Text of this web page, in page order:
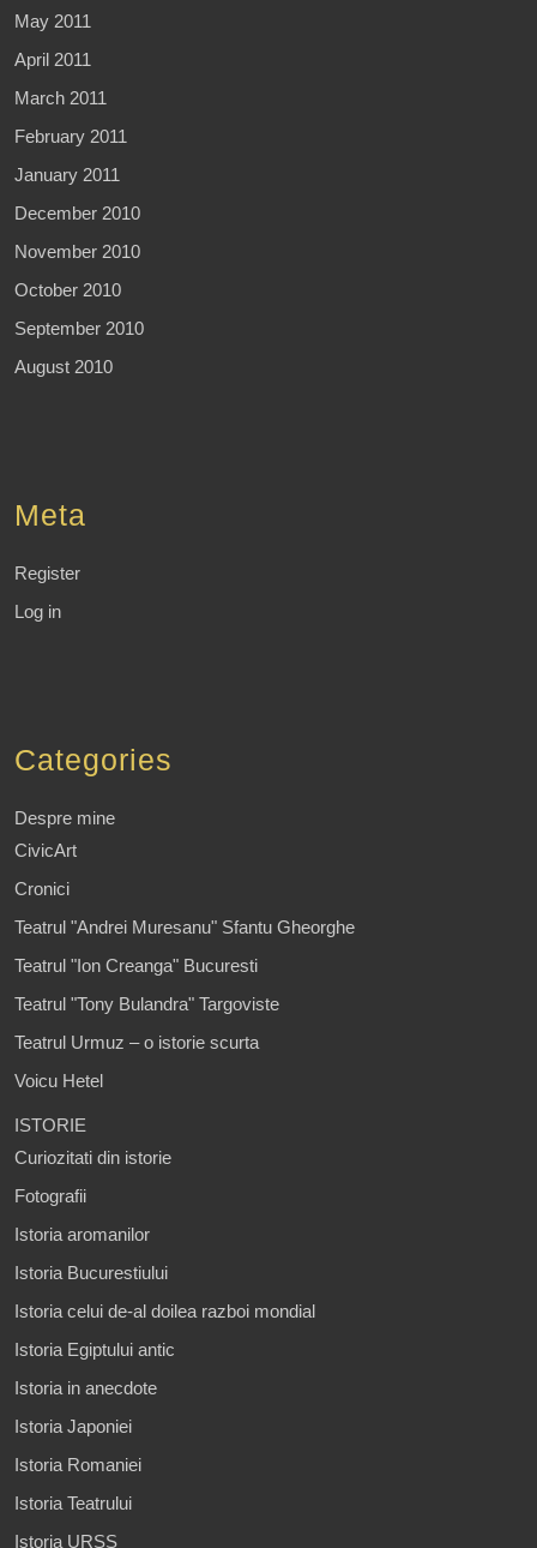
May 2011
April 2011
March 2011
February 2011
January 2011
December 2010
November 2010
October 2010
September 2010
August 2010
Meta
Register
Log in
Categories
Despre mine
CivicArt
Cronici
Teatrul "Andrei Muresanu" Sfantu Gheorghe
Teatrul "Ion Creanga" Bucuresti
Teatrul "Tony Bulandra" Targoviste
Teatrul Urmuz – o istorie scurta
Voicu Hetel
ISTORIE
Curiozitati din istorie
Fotografii
Istoria aromanilor
Istoria Bucurestiului
Istoria celui de-al doilea razboi mondial
Istoria Egiptului antic
Istoria in anecdote
Istoria Japoniei
Istoria Romaniei
Istoria Teatrului
Istoria URSS